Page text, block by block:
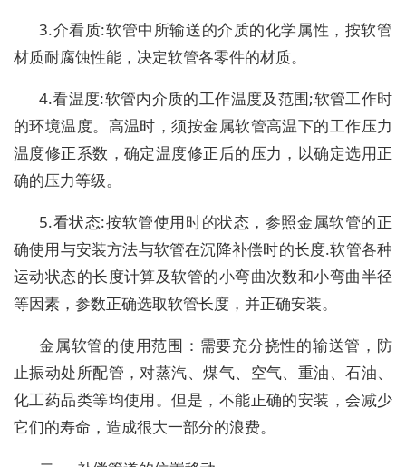
3.介看质:软管中所输送的介质的化学属性，按软管
材质耐腐蚀性能，决定软管各零件的材质。
4.看温度:软管内介质的工作温度及范围;软管工作时
的环境温度。高温时，须按金属软管高温下的工作压力
温度修正系数，确定温度修正后的压力，以确定选用正
确的压力等级。
5.看状态:按软管使用时的状态，参照金属软管的正
确使用与安装方法与软管在沉降补偿时的长度.软管各种
运动状态的长度计算及软管的小弯曲次数和小弯曲半径
等因素，参数正确选取软管长度，并正确安装。
金属软管的使用范围：需要充分挠性的输送管，防
止振动处所配管，对蒸汽、煤气、空气、重油、石油、
化工药品类等均使用。但是，不能正确的安装，会减少
它们的寿命，造成很大一部分的浪费。